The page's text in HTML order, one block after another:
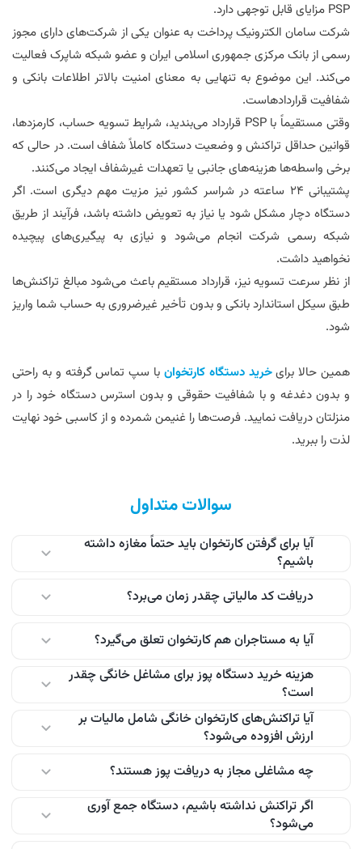
PSP مزایای قابل توجهی دارد.
شرکت سامان الکترونیک پرداخت به عنوان یکی از شرکت‌های دارای مجوز
رسمی از بانک مرکزی جمهوری اسلامی ایران و عضو شبکه شاپرک فعالیت
می‌کند. این موضوع به تنهایی به معنای امنیت بالاتر اطلاعات بانکی و
شفافیت قراردادهاست.
وقتی مستقیماً باPSP قرارداد می‌بندید، شرایط تسویه حساب، کارمزدها،
قوانین حداقل تراکنش و وضعیت دستگاه کاملاً شفاف است. در حالی که
برخی واسطه‌ها هزینه‌های جانبی یا تعهدات غیرشفاف ایجاد می‌کنند.
پشتیبانی ۲۴ ساعته در شراسر کشور نیز مزیت مهم دیگری است. اگر
دستگاه دچار مشکل شود یا نیاز به تعویض داشته باشد، فرآیند از طریق
شبکه رسمی شرکت انجام می‌شود و نیازی به پیگیری‌های پیچیده
نخواهید داشت.
از نظر سرعت تسویه نیز، قرارداد مستقیم باعث می‌شود مبالغ تراکنش‌ها
طبق سیکل استاندارد بانکی و بدون تأخیر غیرضروری به حساب شما واریز
شود.
همین حالا برای خرید دستگاه کارتخوان با سپ تماس گرفته و به راحتی
و بدون دغدغه و با شفافیت حقوقی و بدون استرس دستگاه خود را در
منزلتان دریافت نمایید. فرصت‌ها را غنیمن شمرده و از کاسبی خود نهایت
لذت را ببرید.
سوالات متداول
آیا برای گرفتن کارتخوان باید حتماً مغازه داشته
باشیم؟
خیر، آدرس محل سکونت برای ثبت نام کافی است و نیازی به
مغازه یا جواز کسب نیست.
دریافت کد مالیاتی چقدر زمان می‌برد؟
صورت آنلاین انجام می‌شود.
آیا به مستاجران هم کارتخوان تعلق می‌گیرد؟
بله، با ارائه اجاره نامه معتبر یا استشهاد محل فعالیت امکان
ثبت نام وجود دارد.
هزینه خرید دستگاه پوز برای مشاغل خانگی چقدر
است؟
بسته به مدل دستگاه، ممکن است به صورت امانی یا فروشی
ارائه شود. شرایط دقیق در زمان ثبت نام اعلام می‌شود.
آیا تراکنش‌های کارتخوان خانگی شامل مالیات بر
ارزش افزوده می‌شود؟
خیر، مگر در فعالیت‌هایی که مشمول قانون ارزش افزوده
باشند.
چه مشاغلی مجاز به دریافت پوز هستند؟
تمامی مشاغل خانگی تایید شده توسط وزارت کار می‌توانند
اگر تراکنش نداشته باشیم، دستگاه جمع آوری
می‌شود؟